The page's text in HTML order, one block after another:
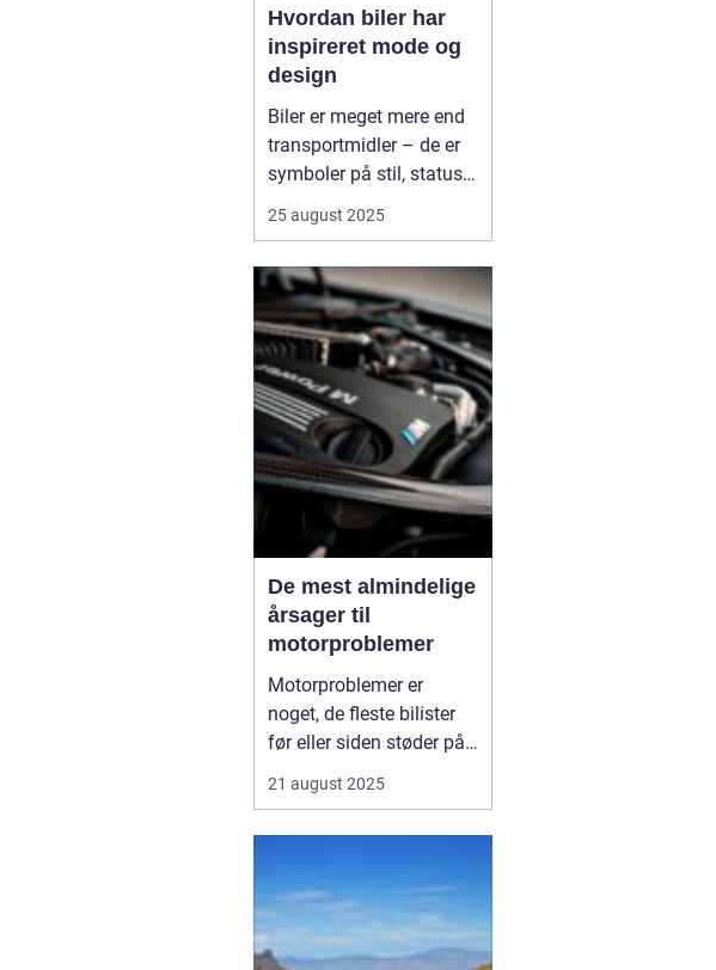
Hvordan biler har
inspireret mode og
design
Biler er meget mere end
transportmidler – de er
symboler på stil, status
tiden har bilernes former,
tydelige spor i mode- og
designverdenen. Fra de
glinsende kromdetaljer i
1950’ernes C...
25 august 2025
De mest almindelige
årsager til
motorproblemer
Motorproblemer er
noget, de fleste bilister
før eller siden støder på.
som små drillerier, andre
hjælp. Ofte skyldes
problemerne ikke en ...
21 august 2025